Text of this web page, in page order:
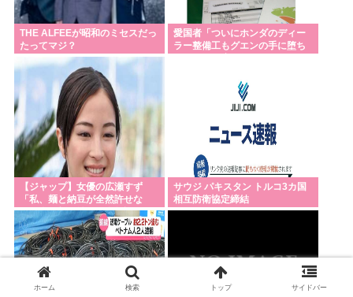
THE ALFEEが昭和のミセスだっ
たってマジ？
愛国者「ついにホンダのディー
ラー整備工もグエンの手に堕ち
【ジャップ】女優の広瀬すず
「私、麺と納豆が全然許せな
い。私、麺と納豆が全然許せな
い 」
サウジ パキスタン トルコ3カ国
相互防衛協定締結
ホーム 検索 トップ サイドバー